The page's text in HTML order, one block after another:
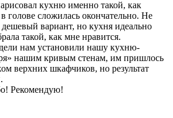
кухню именно такой, как
голове сложилась окончательно. Не
вариант, но кухня идеально
такой, как мне нравится.
нам установили нашу кухню-
нашим кривым стенам, им пришлось
верхних шкафчиков, но результат
Рекомендую!